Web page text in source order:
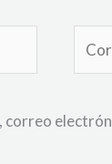
correo